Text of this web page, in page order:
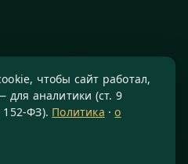
чтобы сайт работал,
для аналитики (ст. 9
ФЗ). Политика ·о